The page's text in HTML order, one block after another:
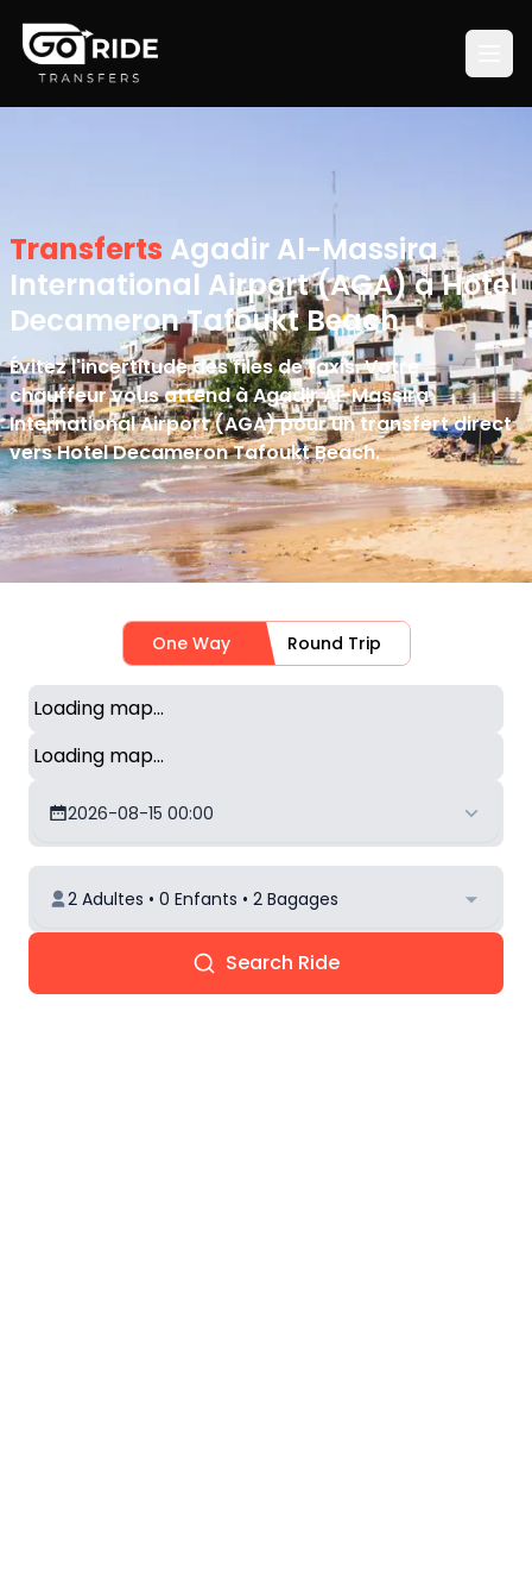
Transferts Agadir Al-Massira
International Airport (AGA) à Hotel
Decameron Tafoukt Beach
Évitez l'incertitude des files de taxis. Votre
chauffeur vous attend à Agadir Al-Massira
International Airport (AGA) pour un transfert direct
vers Hotel Decameron Tafoukt Beach.
One Way Round Trip
Loading map...
Loading map...
2026-08-15 00:00
2 Adultes • 0 Enfants • 2 Bagages
Search Ride